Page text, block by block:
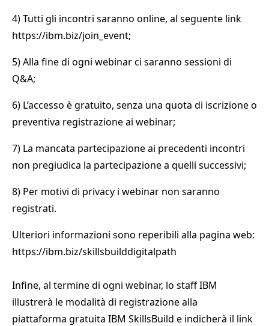
4) Tutti gli incontri saranno online, al seguente link
https://ibm.biz/join_event;
5) Alla fine di ogni webinar ci saranno sessioni di
Q&A;
6) L’accesso è gratuito, senza una quota di iscrizione o
preventiva registrazione ai webinar;
7) La mancata partecipazione ai precedenti incontri
non pregiudica la partecipazione a quelli successivi;
8) Per motivi di privacy i webinar non saranno
registrati.
Ulteriori informazioni sono reperibili alla pagina web:
https://ibm.biz/skillsbuilddigitalpath
Infine, al termine di ogni webinar, lo staff IBM
illustrerà le modalità di registrazione alla
piattaforma gratuita IBM SkillsBuild e indicherà il link